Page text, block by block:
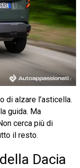
di alzare l’asticella.
guida. Ma
cerca più di
il resto.
Dacia